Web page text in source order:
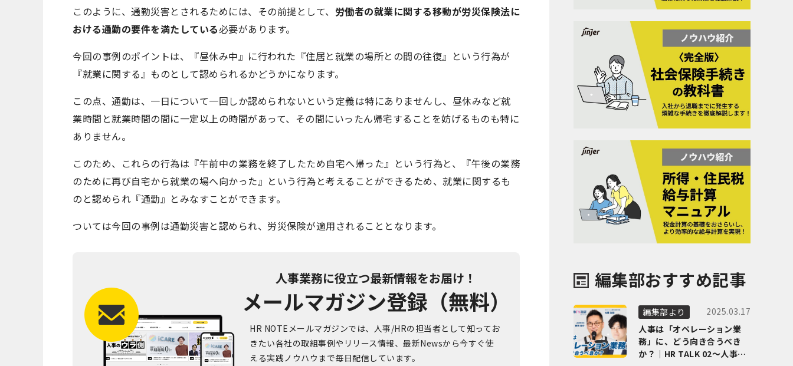
このように、通勤災害とされるためには、その前提として、 労働者の就業に関する移動が労災保険法に
おける通勤の要件を満たしている必要があります。
今回の事例のポイントは、『昼休み中』に行われた『住居と就業の場所との間の往復』という行為が
『就業に関する』ものとして認められるかどうかになります。
この点、通勤は、一日について一回しか認められないという定義は特にありませんし、昼休みなど就
業時間と就業時間の間に一定以上の時間があって、その間にいったん帰宅することを妨げるものも特に
ありません。
このため、これらの行為は『午前中の業務を終了したため自宅へ帰った』という行為と、『午後の業務
のために再び自宅から就業の場へ向かった』という行為と考えることができるため、就業に関するも
のと認められ『通勤』とみなすことができます。
ついては今回の事例は通勤災害と認められ、労災保険が適用されることとなります。
人事業務に役立つ最新情報をお届け！
メールマガジン登録（無料）
HR NOTEメールマガジンでは、人事/HRの担当者として知ってお
きたい各社の取組事例やリリース情報、最新Newsから今すぐ使
える実践ノウハウまで毎日配信しています。
編集部おすすめ記事
編集部より
2025.03.17
人事は「オペレーション業
務」に、どう向き合うべき
か？｜HR TALK 02～人事DX